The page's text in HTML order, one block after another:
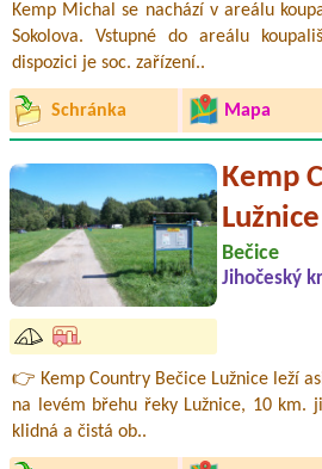
Kemp Michal se nachází v areálu
Sokolova. Vstupné do areálu
dispozici je soc. zařízení..
Schránka Mapa
Kemp
Lužnice
Bečice
Jihočeský
👉 Kemp Country Bečice Lužnice leží
na levém břehu řeky Lužnice, 10 km.
klidná a čistá ob..